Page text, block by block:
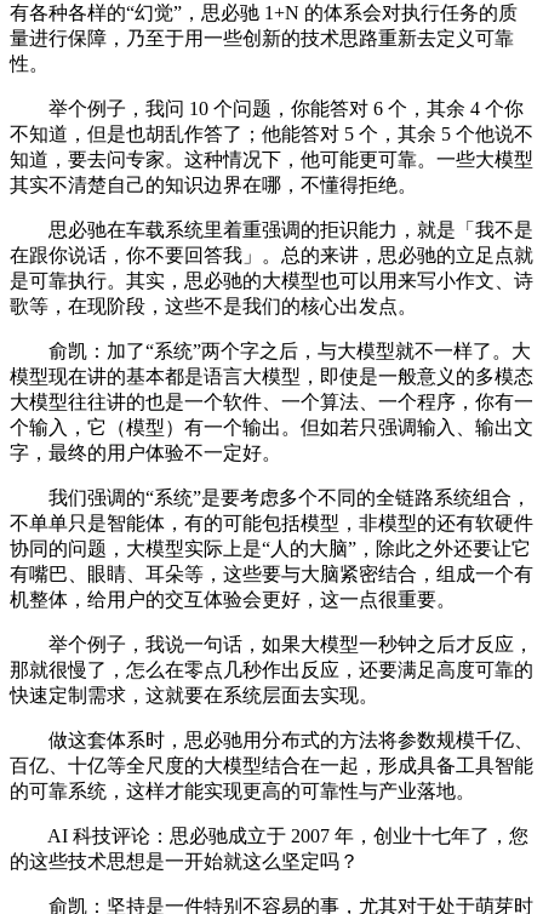
有各种各样的“幻觉”，思必驰 1+N 的体系会对执行任务的质
量进行保障，乃至于用一些创新的技术思路重新去定义可靠
性。
举个例子，我问 10 个问题，你能答对 6 个，其余 4 个你
不知道，但是也胡乱作答了；他能答对 5 个，其余 5 个他说不
知道，要去问专家。这种情况下，他可能更可靠。一些大模型
其实不清楚自己的知识边界在哪，不懂得拒绝。
思必驰在车载系统里着重强调的拒识能力，就是「我不是
在跟你说话，你不要回答我」。总的来讲，思必驰的立足点就
是可靠执行。其实，思必驰的大模型也可以用来写小作文、诗
歌等，在现阶段，这些不是我们的核心出发点。
俞凯：加了“系统”两个字之后，与大模型就不一样了。大
模型现在讲的基本都是语言大模型，即使是一般意义的多模态
大模型往往讲的也是一个软件、一个算法、一个程序，你有一
个输入，它（模型）有一个输出。但如若只强调输入、输出文
字，最终的用户体验不一定好。
我们强调的“系统”是要考虑多个不同的全链路系统组合，
不单单只是智能体，有的可能包括模型，非模型的还有软硬件
协同的问题，大模型实际上是“人的大脑”，除此之外还要让它
有嘴巴、眼睛、耳朵等，这些要与大脑紧密结合，组成一个有
机整体，给用户的交互体验会更好，这一点很重要。
举个例子，我说一句话，如果大模型一秒钟之后才反应，
那就很慢了，怎么在零点几秒作出反应，还要满足高度可靠的
快速定制需求，这就要在系统层面去实现。
做这套体系时，思必驰用分布式的方法将参数规模千亿、
百亿、十亿等全尺度的大模型结合在一起，形成具备工具智能
的可靠系统，这样才能实现更高的可靠性与产业落地。
AI 科技评论：思必驰成立于 2007 年，创业十七年了，您
的这些技术思想是一开始就这么坚定吗？
俞凯：坚持是一件特别不容易的事，尤其对于处于萌芽时